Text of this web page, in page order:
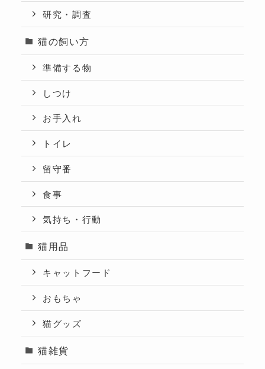
研究・調査
猫の飼い方
準備する物
しつけ
お手入れ
トイレ
留守番
食事
気持ち・行動
猫用品
キャットフード
おもちゃ
猫グッズ
猫雑貨